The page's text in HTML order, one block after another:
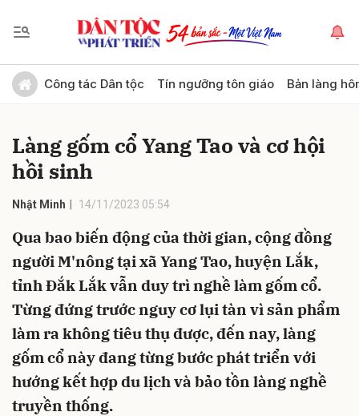
Công tác Dân tộc Tín ngưỡng tôn giáo Bản làng
Làng gốm cổ Yang Tao và cơ hội
hồi sinh
Nhật Minh 14/11/2023 05:54
Qua bao biến động của thời gian, cộng đồng
người M'nông tại xã Yang Tao, huyện Lắk,
tỉnh Đắk Lắk vẫn duy trì nghề làm gốm cổ.
Từng đứng trước nguy cơ lụi tàn vì sản phẩm
làm ra không tiêu thụ được, đến nay, làng
gốm cổ này đang từng bước phát triển với
hướng kết hợp du lịch và bảo tồn làng nghề
truyền thống.
Gửi bình luận
Hủy Gửi